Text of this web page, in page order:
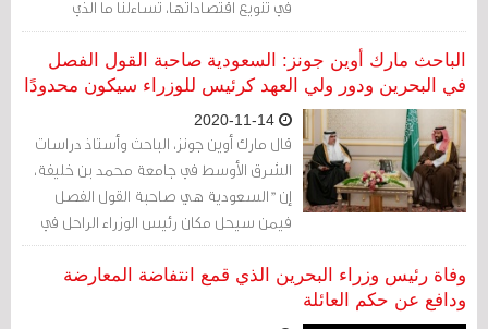
في تنويع اقتصاداتها، تساءلنا ما الذي
سيحدث في حال نضبت عائداتها النفطية.
أسفنا للقيود المفروضة على النساء والفتيات
-التي أعاقت قدرتهن على الذهاب إلى
المدرسة أو العمل، أو حتى في بعض الحالات،
قيادة السيارة.
الباحث مارك أوين جونز: السعودية صاحبة القول الفصل
في البحرين ودور ولي العهد كرئيس للوزراء سيكون محدودًا
قال مارك أوين جونز، الباحث وأستاذ دراسات
الشرق الأوسط في جامعة محمد بن خليفة،
إن "السعودية هي صاحبة القول الفصل
فيمن سيحل مكان رئيس الوزراء الراحل في
البحرين".
وفاة رئيس وزراء البحرين الذي قمع انتفاضة المعارضة
ودافع عن حكم العائلة